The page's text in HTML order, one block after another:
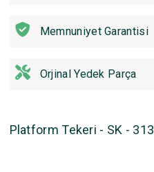
Memnuniyet Garantisi
Orjinal Yedek Parça
Platform Tekeri - SK - 313